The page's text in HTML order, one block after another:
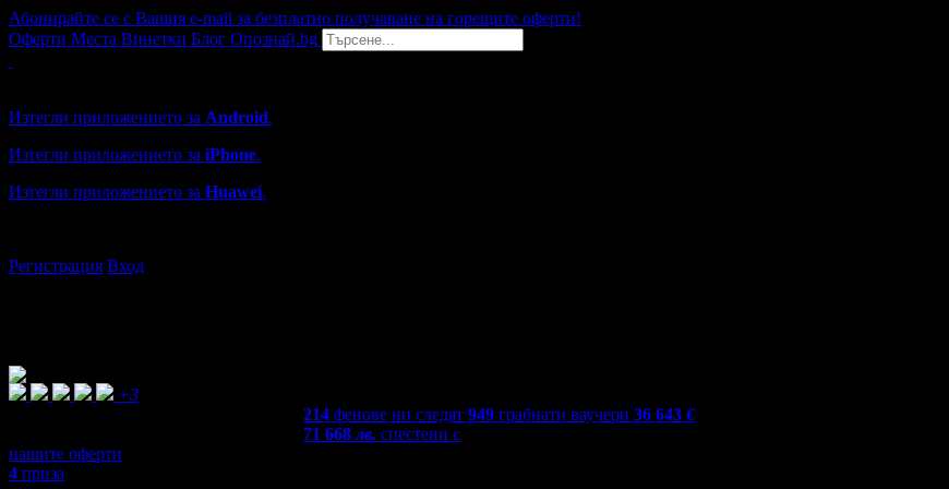
Абонирайте се с Вашия e-mail за безплатно получаване на горещите оферти!
Оферти Места Винетки Блог Опознай.bg
Изтегли приложението за Android.
Изтегли приложението за iPhone.
Изтегли приложението за Huawei.
Регистрация Вход
+3
214 фенове ни следят 949 грабнати ваучери 36 643 €
71 668лв. спестени с
нашите оферти
4 приза